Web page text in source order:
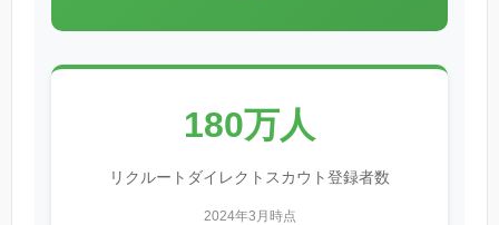
180万人
リクルートダイレクトスカウト登録者数
2024年3月時点